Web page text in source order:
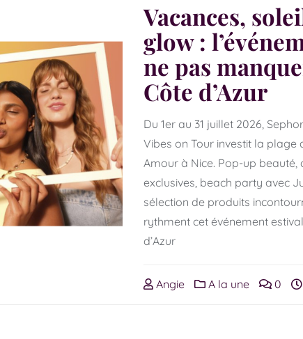
Vacances,
glow :
ne pas
Côte d’Azur
Du 1er au 31 juillet 2026,
Vibes on Tour investit la plage
Amour à Nice. Pop-up beauté,
exclusives, beach party avec
sélection de produits
rythment cet événement
d’Azur
Angie A la une 0